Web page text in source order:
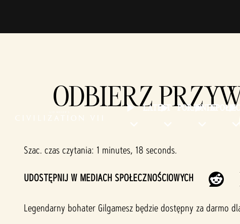
LATEST PORADNIKI
ODBIERZ
Szac. czas czytania 1 minutes, 18 seconds
UDOSTĘPNIJ W MEDIACH SPOŁECZNOŚCIOWYCH
Legendarny bohater Gilgamesz będzie dostępny za darmo